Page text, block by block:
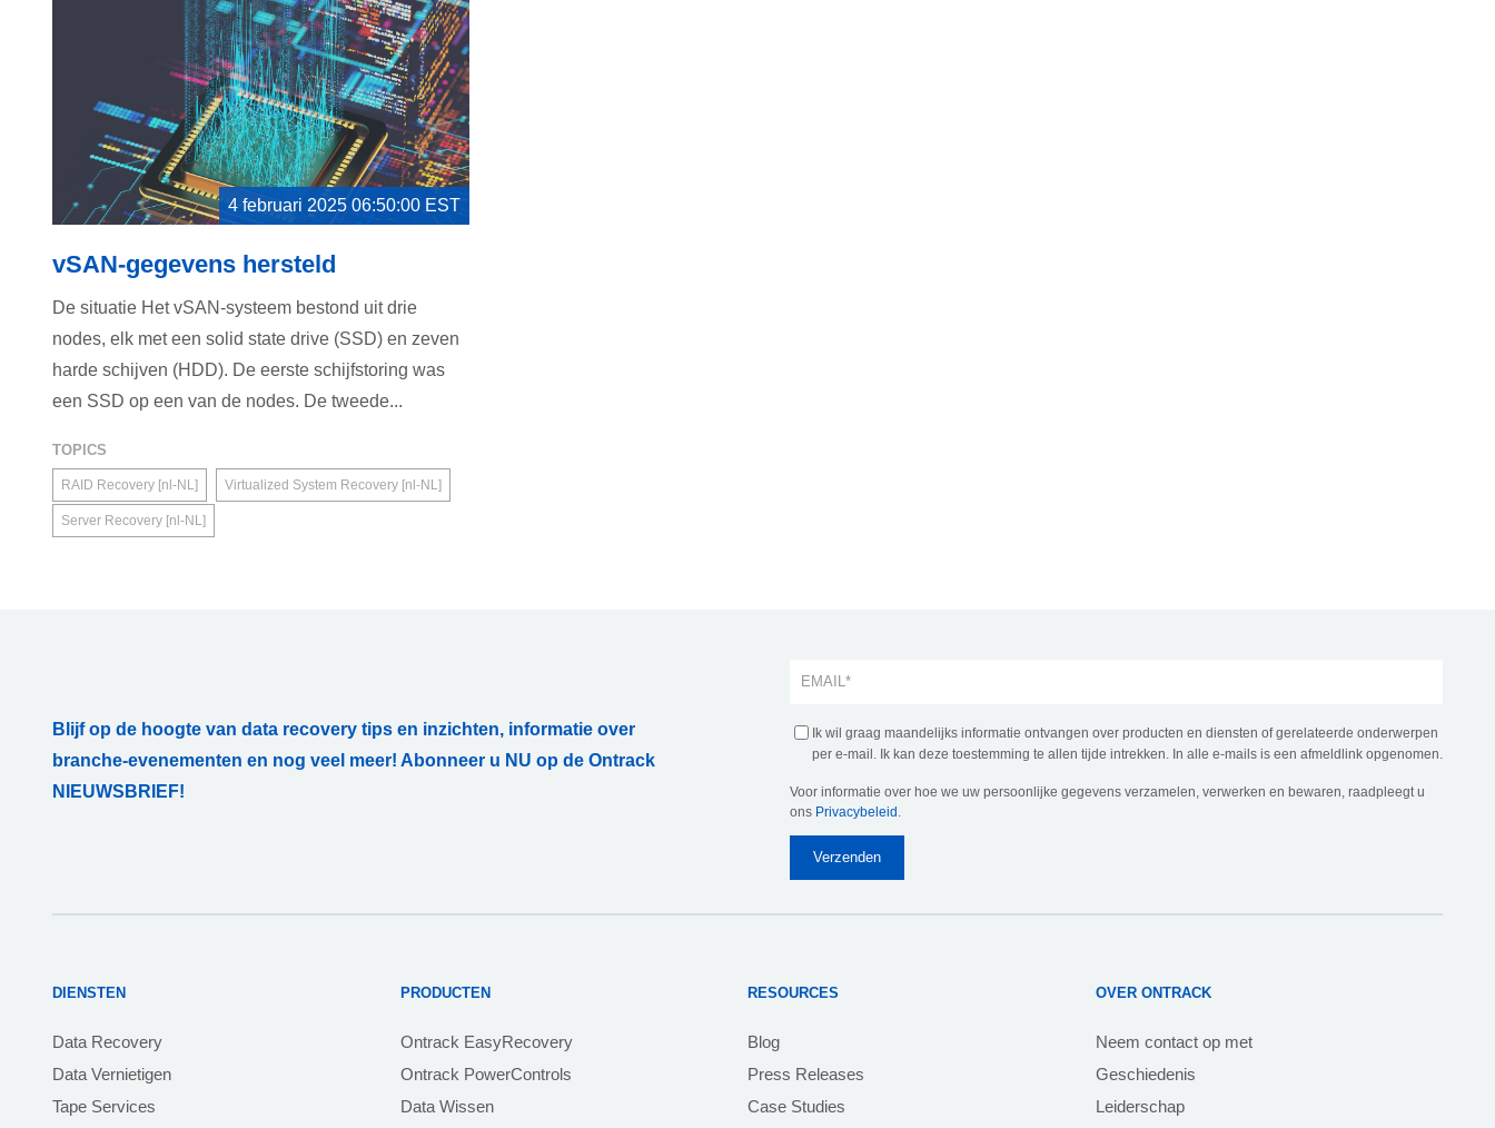
4 februari 2025 06:50:00 EST
vSAN-gegevens hersteld
De situatie Het vSAN-systeem bestond uit drie
nodes, elk met een solid state drive (SSD) en zeven
harde schijven (HDD). De eerste schijfstoring was
een SSD op een van de nodes. De tweede...
TOPICS
RAID Recovery [nl-NL] Virtualized System Recovery [nl-NL]
Server Recovery [nl-NL]
Blijf op de hoogte van data recovery tips en inzichten, informatie over
branche-evenementen en nog veel meer! Abonneer u NU op de Ontrack
NIEUWSBRIEF!
Ik wil graag maandelijks informatie ontvangen over producten en diensten of gerelateerde onderwerpen
per e-mail. Ik kan deze toestemming te allen tijde intrekken. In alle e-mails is een afmeldlink opgenomen.
Voor informatie over hoe we uw persoonlijke gegevens verzamelen, verwerken en bewaren, raadpleegt u
ons Privacybeleid.
DIENSTEN
Data Recovery
Data Vernietigen
Tape Services
PRODUCTEN
Ontrack EasyRecovery
Ontrack PowerControls
Data Wissen
RESOURCES
Blog
Press Releases
Case Studies
OVER ONTRACK
Neem contact op met
Geschiedenis
Leiderschap